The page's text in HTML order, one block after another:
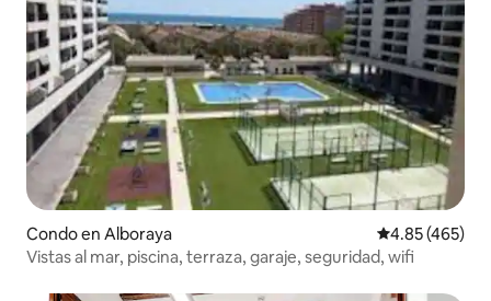
Condo en Alboraya Calificación
4.85 (465)
Vistas al mar, piscina, terraza, garaje, seguridad, wifi